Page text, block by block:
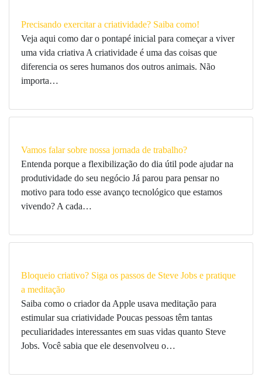
Precisando exercitar a criatividade? Saiba como!
Veja aqui como dar o pontapé inicial para começar a viver
uma vida criativa A criatividade é uma das coisas que
diferencia os seres humanos dos outros animais. Não
importa…
Vamos falar sobre nossa jornada de trabalho?
Entenda porque a flexibilização do dia útil pode ajudar na
produtividade do seu negócio Já parou para pensar no
motivo para todo esse avanço tecnológico que estamos
vivendo? A cada…
Bloqueio criativo? Siga os passos de Steve Jobs e pratique
a meditação
Saiba como o criador da Apple usava meditação para
estimular sua criatividade Poucas pessoas têm tantas
peculiaridades interessantes em suas vidas quanto Steve
Jobs. Você sabia que ele desenvolveu o…